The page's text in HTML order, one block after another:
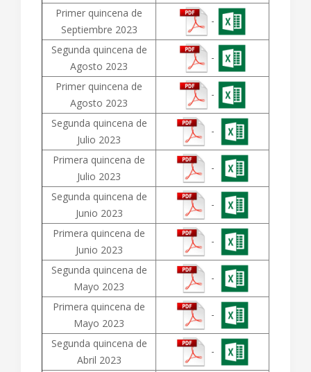
Primer quincena de
Septiembre 2023
-
Segunda quincena de
Agosto 2023
-
Primer quincena de
Agosto 2023
-
Segunda quincena de
Julio 2023
-
Primera quincena de
Julio 2023
-
Segunda quincena de
Junio 2023
-
Primera quincena de
Junio 2023
-
Segunda quincena de
Mayo 2023
-
Primera quincena de
Mayo 2023
-
Segunda quincena de
Abril 2023
-